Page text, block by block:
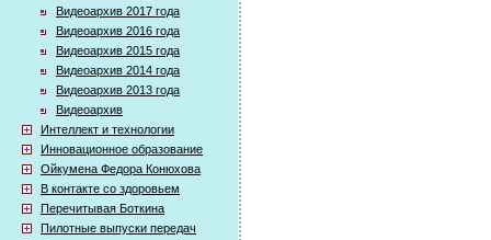
Видеоархив 2017 года
Видеоархив 2016 года
Видеоархив 2015 года
Видеоархив 2014 года
Видеоархив 2013 года
Видеоархив
Интеллект и технологии
Инновационное образование
Ойкумена Федора Конюхова
В контакте со здоровьем
Перечитывая Боткина
Пилотные выпуски передач